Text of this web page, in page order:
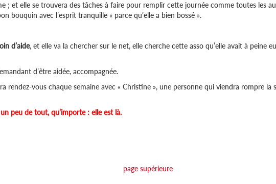
; et elle se trouvera des tâches à faire pour remplir cette journée comme toutes les
bouquin avec l’esprit tranquille « parce qu’elle a bien bossé ».
d’aide, et elle va la chercher sur le net, elle cherche cette asso qu’elle avait à peine
d’être aidée, accompagnée.
rendez-vous chaque semaine avec « Christine », une personne qui viendra rompre la
peu de tout, qu’importe : elle est là.
page supérieure